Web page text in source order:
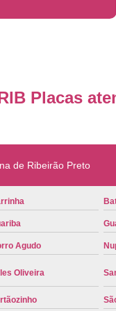
Placas
de Ribeirão Preto
Agudo
Oliveira